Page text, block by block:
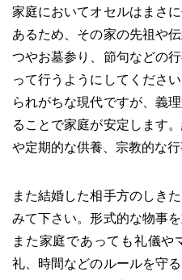
家庭においてオセルはまさ
あるため、その家の先祖や
つやお墓参り、節句などの
って行うようにしてくださ
られがちな現代ですが、義
ることで家庭が安定します
や定期的な供養、宗教的な
また結婚した相手方のしき
みて下さい。形式的な物事
また家庭であっても礼儀や
礼、時間などのルールを守